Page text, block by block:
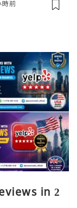
時前
in 2